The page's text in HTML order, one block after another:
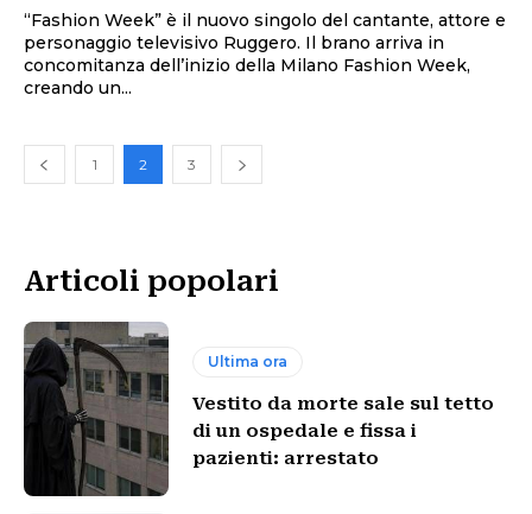
“Fashion Week” è il nuovo singolo del cantante, attore e
personaggio televisivo Ruggero. Il brano arriva in
concomitanza dell’inizio della Milano Fashion Week,
creando un...
1 2 3
Articoli popolari
Ultima ora
Vestito da morte sale sul tetto
di un ospedale e fissa i
pazienti: arrestato